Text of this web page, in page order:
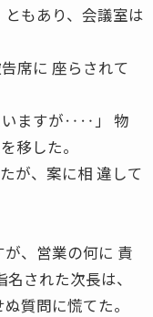
もあり、会議室は
席に 座らされて
いますが‥‥」 物
移した。
が、案に相 違して
、営業の何に 責
された次長は、
質問に慌てた。